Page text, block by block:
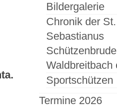
Bildergalerie
Chronik der St.
Sebastianus
Waldbreitbach
Sportschützen
Termine 2026